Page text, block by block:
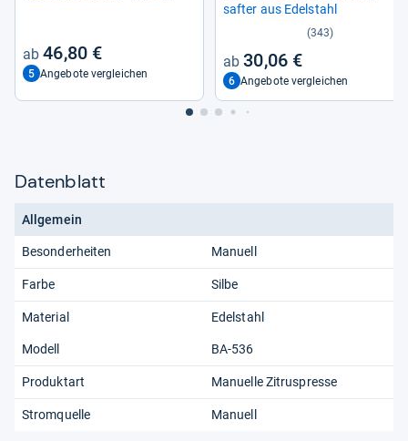
46,80 €
5 Angebote vergleichen
saf­ter aus Edel­stahl
(343)
30,06 €
6 Angebote vergleichen
Datenblatt
Allgemein
Besonderheiten Manuell
Farbe Silbe
Material Edelstahl
Modell BA-536
Produktart Manuelle Zitruspresse
Stromquelle Manuell